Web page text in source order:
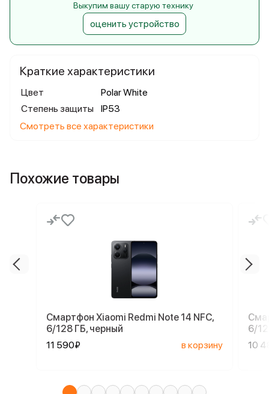
Краткие характеристики
Цвет
Polar White
Степень защиты
IP53
Смотреть все характеристики
Выкупим вашу старую технику
оценить устройство
Похожие товары
Смартфон Xiaomi Redmi Note 14 NFC,
6/128 ГБ, черный
11 590₽
в корзину
6/
10